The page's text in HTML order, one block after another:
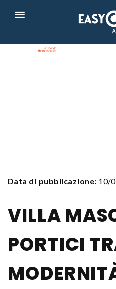
In collaborazione con
Data di pubblicazione: 10/
VILLA
PORTICI